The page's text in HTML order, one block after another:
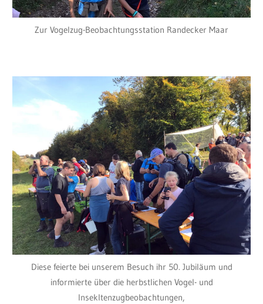
Zur Vogelzug-Beobachtungsstation Randecker Maar
Diese feierte bei unserem Besuch ihr 50. Jubiläum und
informierte über die herbstlichen Vogel- und
Insekltenzugbeobachtungen,